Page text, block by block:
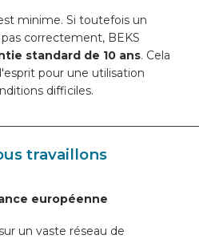
minime. Si toutefois un
correctement, BEKS
standard de 10 ans. Cela
pour une utilisation
difficiles.
travaillons
européenne
un vaste réseau de